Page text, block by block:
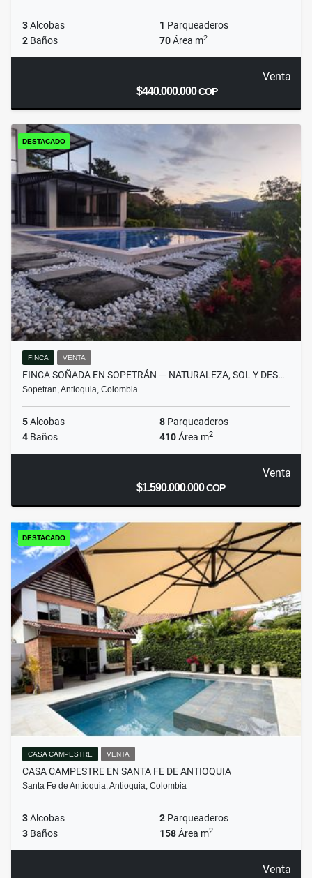
3Alcobas 1 Parqueaderos
2 Baños 70Área m2
Venta
$440.000.000COP
DESTACADO
FINCA VENTA
FINCA SOÑADA EN SOPETRÁN — NATURALEZA, SOL Y DES…
Sopetran, Antioquia, Colombia
5Alcobas 8 Parqueaderos
4 Baños 410Área m2
Venta
$1.590.000.000COP
DESTACADO
CASA CAMPESTRE VENTA
CASA CAMPESTRE EN SANTA FE DE ANTIOQUIA
Santa Fe de Antioquia, Antioquia, Colombia
3Alcobas 2 Parqueaderos
3 Baños 158Área m2
Venta